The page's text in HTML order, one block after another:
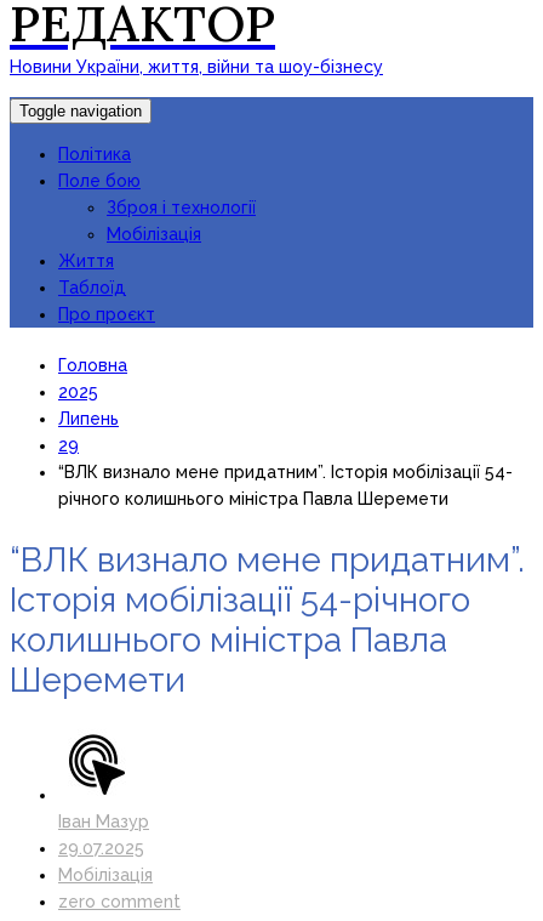
РЕДАКТОР
Новини України, життя, війни та шоу-бізнесу
Toggle navigation
Політика
Поле бою
Зброя і технології
Мобілізація
Життя
Таблоїд
Про проєкт
Головна
2025
Липень
29
“ВЛК визнало мене придатним”. Історія мобілізації 54-
річного колишнього міністра Павла Шеремети
“ВЛК визнало мене придатним”.
Історія мобілізації 54-річного
колишнього міністра Павла
Шеремети
Іван Мазур
29.07.2025
Мобілізація
zero comment